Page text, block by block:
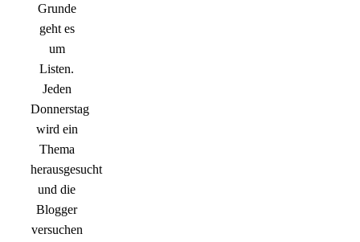
Grunde
geht es
um
Listen.
Jeden
Donnerstag
wird ein
Thema
herausgesucht
und die
Blogger
versuchen